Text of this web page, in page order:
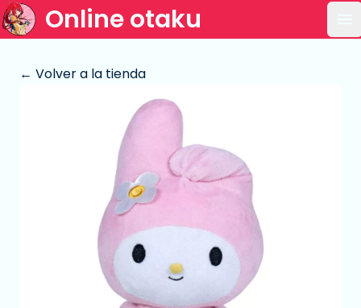
Online otaku
← Volver a la tienda